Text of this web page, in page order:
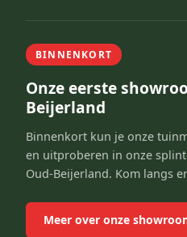
BINNENKORT
Onze eerste
Beijerland
Binnenkort kun je onze
en uitproberen in onze
Oud-Beijerland. Kom langs
Meer over onze